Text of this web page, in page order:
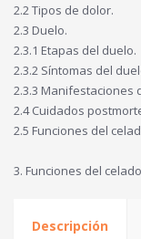
2.2 Tipos de dolor.
2.3 Duelo.
2.3.1 Etapas del duelo.
2.3.2 Síntomas del
2.3.3 Manifestaciones
2.4 Cuidados
2.5 Funciones del
3. Funciones del
Descripción